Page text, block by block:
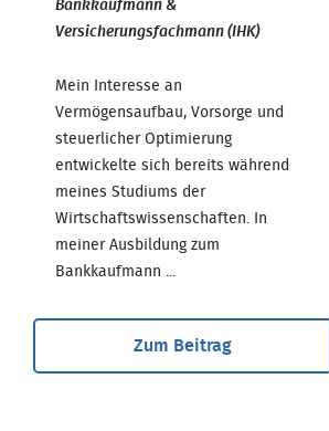
Bankkaufmann &
Versicherungsfachmann (IHK)
Mein Interesse an
Vermögensaufbau, Vorsorge und
steuerlicher Optimierung
entwickelte sich bereits während
meines Studiums der
Wirtschaftswissenschaften. In
meiner Ausbildung zum
Bankkaufmann ...
Zum Beitrag